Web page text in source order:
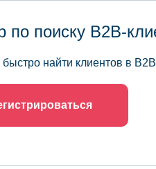
по поиску B2B-
быстро найти клиентов в